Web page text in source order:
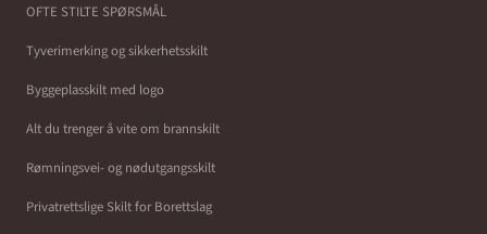
OFTE STILTE SPØRSMÅL
Tyverimerking og sikkerhetsskilt
Byggeplasskilt med logo
Alt du trenger å vite om brannskilt
Rømningsvei- og nødutgangsskilt
Privatrettslige Skilt for Borettslag